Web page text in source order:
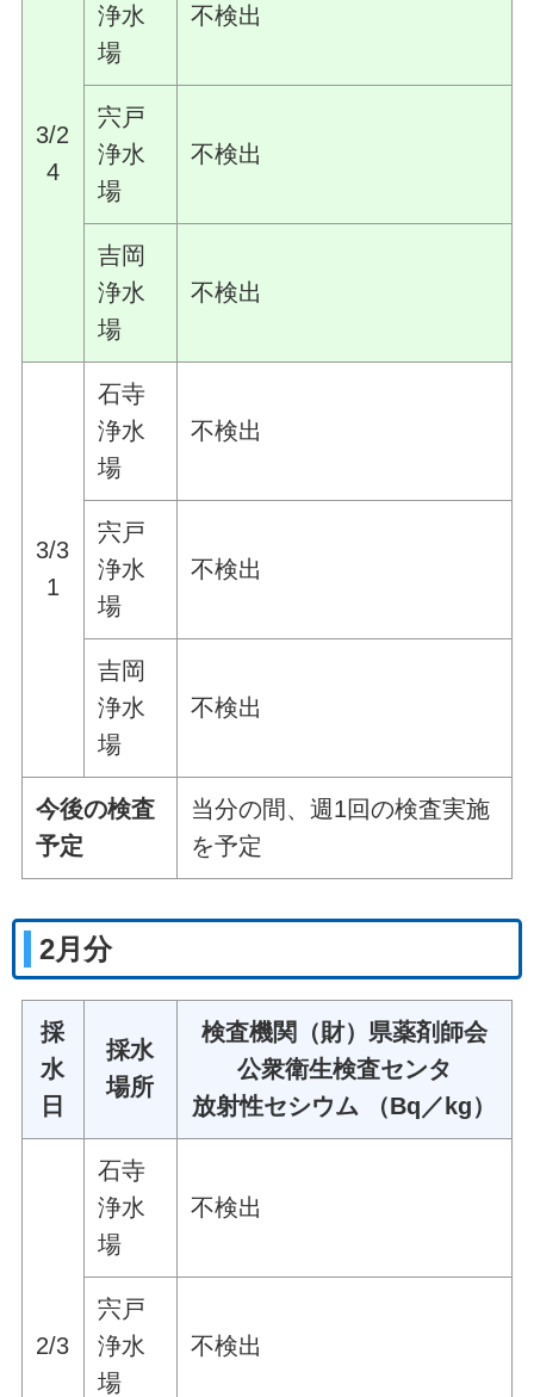
3/2
4
浄水
場
不検出
宍戸
浄水
場
不検出
吉岡
浄水
場
不検出
3/3
1
石寺
浄水
場
不検出
宍戸
浄水
場
不検出
吉岡
浄水
場
不検出
今後の検査
予定
当分の間、週1回の検査実施
を予定
2月分
採
水
日
採水
場所
検査機関（財）県薬剤師会
公衆衛生検査センタ
放射性セシウム （Bq／kg）
2/3
石寺
浄水
場
不検出
宍戸
浄水
場
不検出